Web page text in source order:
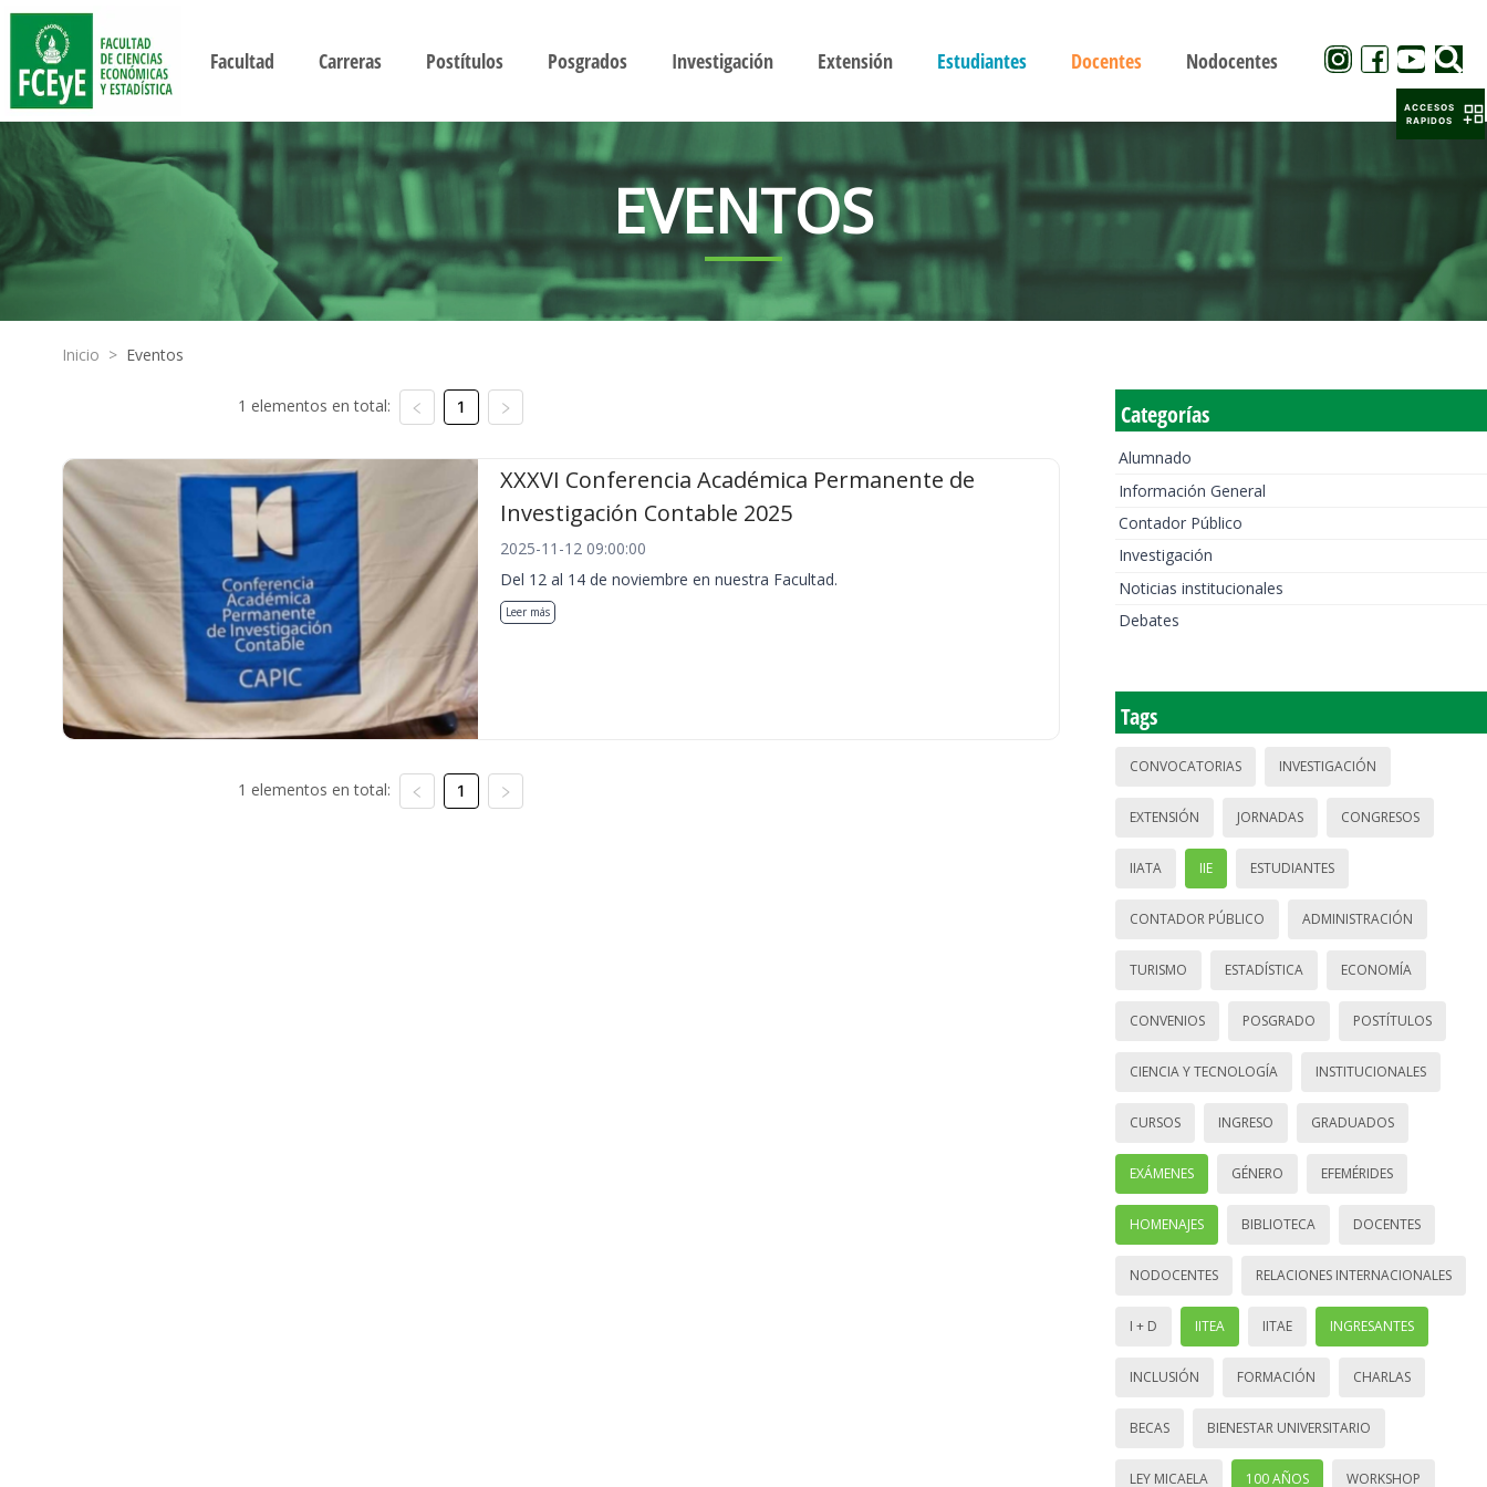
Facultad Carreras Postítulos Posgrados Investigación Extensión Estudiantes Docentes Nodocentes
EVENTOS
Inicio > Eventos
1 elementos en total: 1
XXXVI Conferencia Académica Permanente de
Investigación Contable 2025
2025-11-12 09:00:00
Del 12 al 14 de noviembre en nuestra Facultad.
Leer más
1 elementos en total: 1
Categorías
Alumnado
Información General
Contador Público
Investigación
Noticias institucionales
Debates
Tags
CONVOCATORIAS INVESTIGACIÓN
EXTENSIÓN JORNADAS CONGRESOS
IIATA IIE ESTUDIANTES
CONTADOR PÚBLICO ADMINISTRACIÓN
TURISMO ESTADÍSTICA ECONOMÍA
CONVENIOS POSGRADO POSTÍTULOS
CIENCIA Y TECNOLOGÍA INSTITUCIONALES
CURSOS INGRESO GRADUADOS
EXÁMENES GÉNERO EFEMÉRIDES
HOMENAJES BIBLIOTECA DOCENTES
NODOCENTES RELACIONES INTERNACIONALES
I + D IITEA IITAE INGRESANTES
INCLUSIÓN FORMACIÓN CHARLAS
BECAS BIENESTAR UNIVERSITARIO
LEY MICAELA 100 AÑOS WORKSHOP
ACCESOS
RAPIDOS